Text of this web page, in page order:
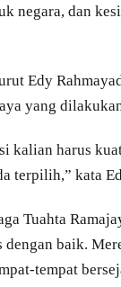
negara, dan
Edy
yang
kalian harus
terpilih,” kata
Tuahta
baik.
tempat